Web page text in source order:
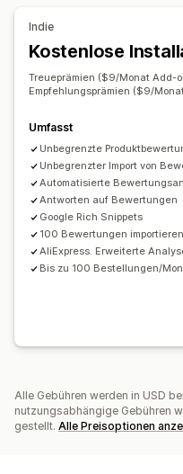
Fragen und Antworten
Rich Snippets
Wege zum Einholen von
QR-Codes Werbeaktionen
Import und Export
Syndizierung von
Individuelle Anfragen
Versandtarife
Individuelle Prämien
Indie
Kostenlose
Treueprämien ($9/Monat Add-
Empfehlungsprämien ($9/
Umfasst
Unbegrenzte
Unbegrenzter Import von
Automatisierte
Antworten auf Bewertungen
Google Rich Snippets
100 Bewertungen
AliExpress. Erweiterte
Bis zu 100 Bestellungen/
Alle Gebühren werden in USD
nutzungsabhängige Gebühren
gestellt. Alle Preisoptionen